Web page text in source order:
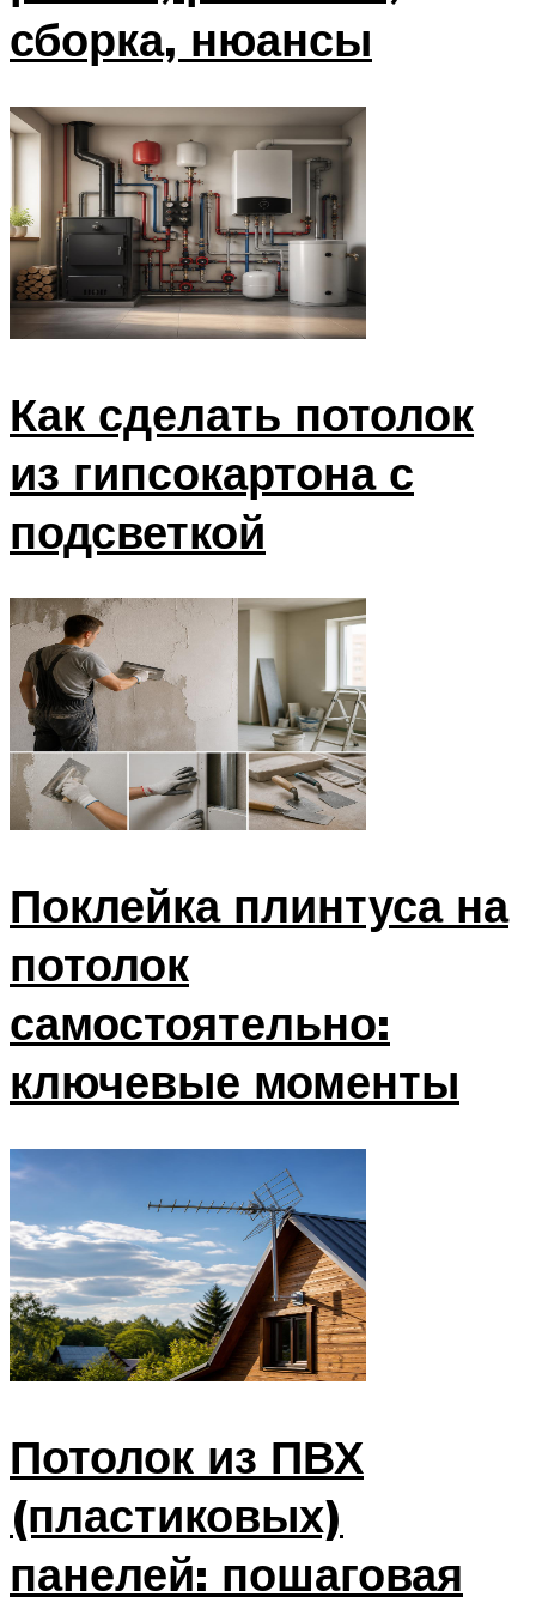
сборка, нюансы
Как сделать потолок
из гипсокартона с
подсветкой
Поклейка плинтуса на
потолок
самостоятельно:
ключевые моменты
Потолок из ПВХ
(пластиковых)
панелей: пошаговая